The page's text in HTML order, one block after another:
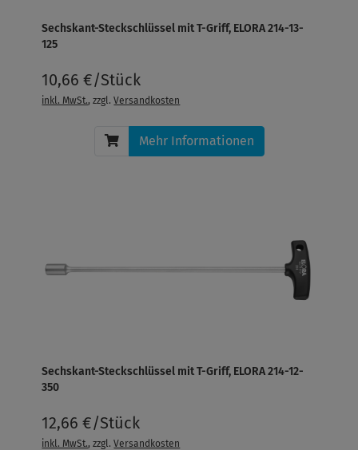
Sechskant-Steckschlüssel mit T-Griff, ELORA 214-13-
125
10,66 €/Stück
inkl. MwSt., zzgl.Versandkosten
Mehr Informationen
Sechskant-Steckschlüssel mit T-Griff, ELORA 214-12-
350
12,66 €/Stück
inkl. MwSt., zzgl.Versandkosten